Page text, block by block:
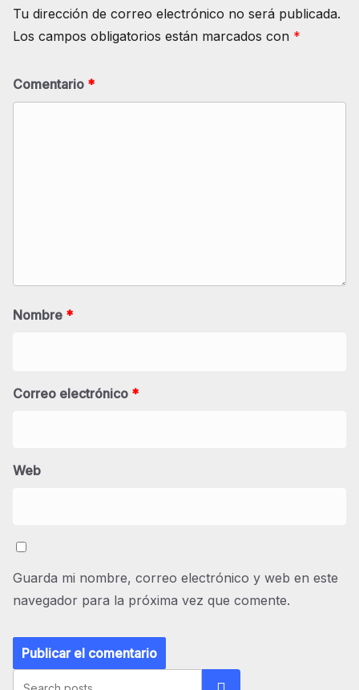
Tu dirección de correo electrónico no será publicada.
Los campos obligatorios están marcados con *
Comentario *
Nombre *
Correo electrónico *
Web
Guarda mi nombre, correo electrónico y web en este
navegador para la próxima vez que comente.